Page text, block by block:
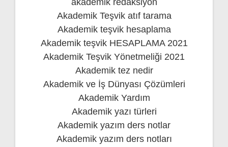
akademik redaksiyon
Akademik Teşvik atıf tarama
Akademik teşvik hesaplama
Akademik teşvik HESAPLAMA 2021
Akademik Teşvik Yönetmeliği 2021
Akademik tez nedir
Akademik ve İş Dünyası Çözümleri
Akademik Yardım
Akademik yazı türleri
Akademik yazım ders notlar
Akademik yazım ders notları